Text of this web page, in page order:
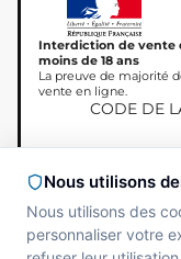
Interdiction de vente
moins de 18 ans
La preuve de majorité
vente en ligne.
CODE DE
Авторское право ©
Miamland, Все
Nous utilisons
Nous utilisons des
personnaliser votre